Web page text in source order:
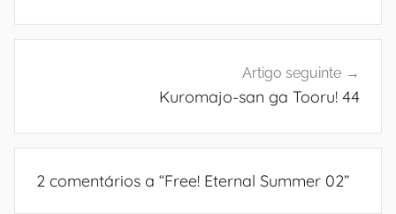
Artigo seguinte
Kuromajo-san ga Tooru! 44
2 comentários a “Free! Eternal Summer 02”